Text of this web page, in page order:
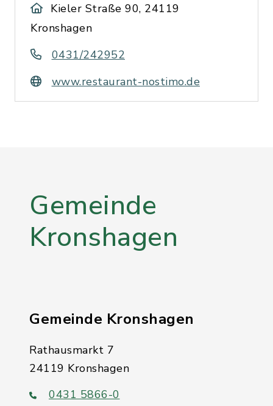
Kieler Straße 90, 24119
Kronshagen
0431/242952
www.restaurant-nostimo.de
Gemeinde
Kronshagen
Gemeinde Kronshagen
Rathausmarkt 7
24119 Kronshagen
0431 5866-0